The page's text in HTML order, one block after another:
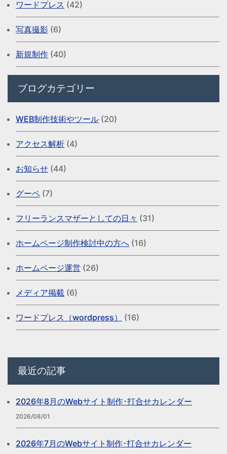
ワードプレス (42)
写真撮影 (6)
新規制作 (40)
ブログカテゴリー
WEB制作技術やツール (20)
アクセス解析 (4)
お知らせ (44)
グーペ (7)
フリーランスマザーとしての日々 (31)
ホームページ制作検討中の方へ (16)
ホームページ運営 (26)
メディア掲載 (6)
ワードプレス（wordpress） (16)
最近の記事
2026年8月のWebサイト制作･打合せカレンダー
2026/08/01
2026年7月のWebサイト制作･打合せカレンダー